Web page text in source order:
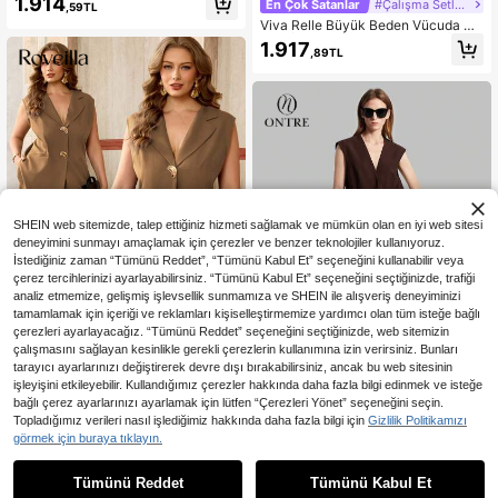
antolon Takım, Modern Resort Günl
,59TL
11
En Çok Satanlar Roveilla
Roveilla Büyük Beden Düz Renk Ya
ka Yakalı Metal Düğme Süslemeli S
ahte Cepli Kolsuz Çikolata Kahvesi
Ceket Pantolon Takımı Ofis Öğretm
1.921,18TL
En Çok Satanlar #Çalışma Setleri
Viva Relle Büyük Beden Vücuda Ot
uran İş Gündelik Takım Elbise, İşe Gi
dip Gelme, Görüşme ve Boş Zaman
1.917 ,89TL
En Çok Satanlar #Çalışma Setleri
ve Pantolon Takımı
2.006,78TL
SHEIN web sitemizde, talep ettiğiniz hizmeti sağlamak ve mümkün olan en iyi web sitesi
deneyimini sunmayı amaçlamak için çerezler ve benzer teknolojiler kullanıyoruz.
İstediğiniz zaman “Tümünü Reddet”, “Tümünü Kabul Et” seçeneğini kullanabilir veya
çerez tercihlerinizi ayarlayabilirsiniz. “Tümünü Kabul Et” seçeneğini seçtiğinizde, trafiği
analiz etmemize, gelişmiş işlevsellik sunmamıza ve SHEIN ile alışveriş deneyiminizi
tamamlamak için içeriği ve reklamları kişiselleştirmemize yardımcı olan tüm isteğe bağlı
çerezleri ayarlayacağız. “Tümünü Reddet” seçeneğini seçtiğinizde, web sitemizin
çalışmasını sağlayan kesinlikle gerekli çerezlerin kullanımına izin verirsiniz. Bunları
tarayıcı ayarlarınızı değiştirerek devre dışı bırakabilirsiniz, ancak bu web sitesinin
işleyişini etkileyebilir. Kullandığımız çerezler hakkında daha fazla bilgi edinmek ve isteğe
bağlı çerez ayarlarınızı ayarlamak için lütfen “Çerezleri Yönet” seçeneğini seçin.
Topladığımız verileri nasıl işlediğimiz hakkında daha fazla bilgi için Gizlilik Politikamızı
görmek için buraya tıklayın.
Tümünü Reddet Tümünü Kabul Et